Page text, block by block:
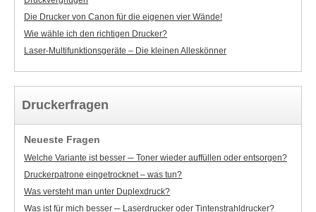
Die Drucker von Canon für die eigenen vier Wände!
Wie wähle ich den richtigen Drucker?
Laser-Multifunktionsgeräte – Die kleinen Alleskönner
Druckerfragen
Neueste Fragen
Welche Variante ist besser ─ Toner wieder auffüllen oder entsorgen?
Druckerpatrone eingetrocknet – was tun?
Was versteht man unter Duplexdruck?
Was ist für mich besser ─ Laserdrucker oder Tintenstrahldrucker?